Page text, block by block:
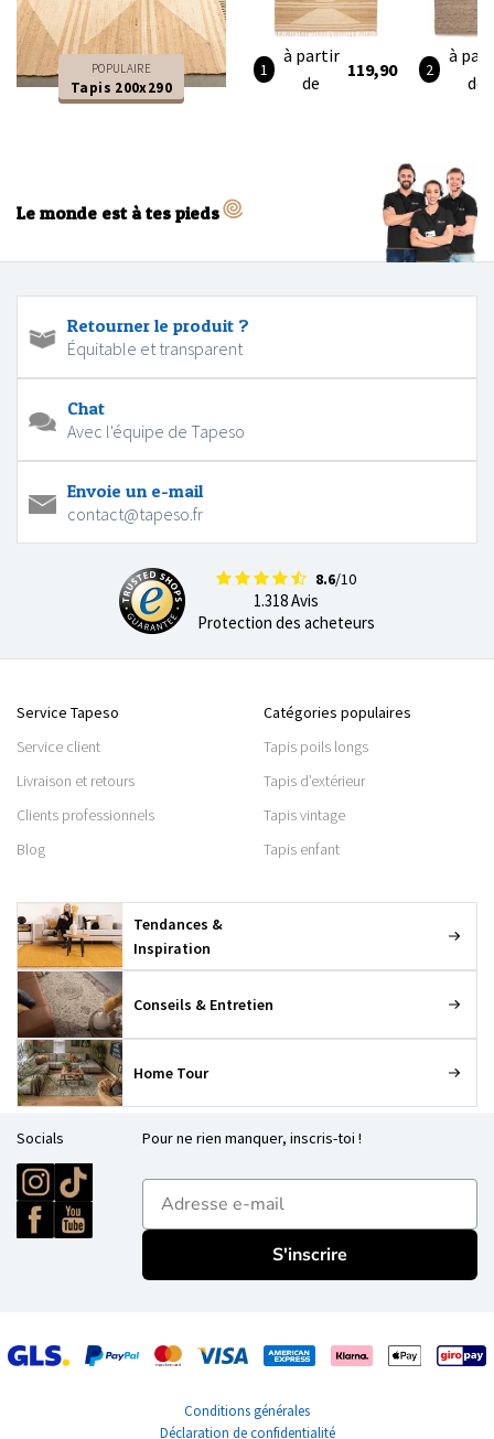
POPULAIRE
Tapis 200x290
à partir
de
119,90
à
de
Le monde est à tes pieds
Retourner le produit ?
Équitable et transparent
Chat
Avec l'équipe de Tapeso
Envoie un e-mail
contact@tapeso.fr
8.6/10
1.318 Avis
Protection des acheteurs
Service Tapeso
Service client
Livraison et retours
Clients professionnels
Blog
Catégories populaires
Tapis poils longs
Tapis d’extérieur
Tapis vintage
Tapis enfant
Tendances &
Inspiration
Conseils & Entretien
Home Tour
Socials Pour ne rien manquer, inscris-toi !
E-mailadres
S'inscrire
Conditions générales
Déclaration de confidentialité